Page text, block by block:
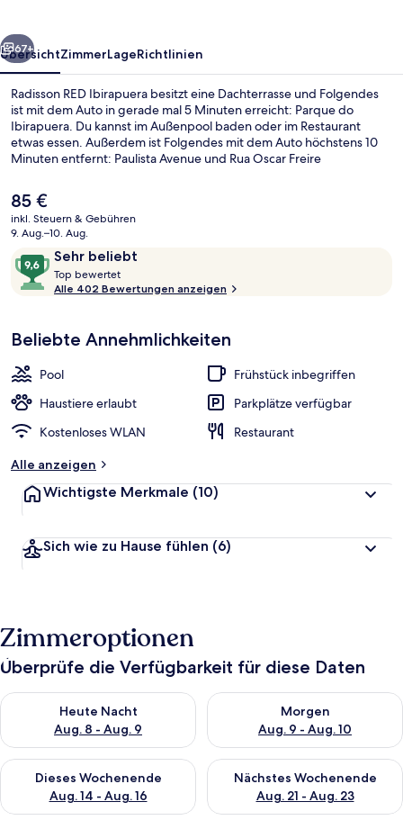
Weiter
67+
ÜbersichtZimmerLageRichtlinien
Radisson RED Ibirapuera besitzt eine Dachterrasse und Folgendes
ist mit dem Auto in gerade mal 5 Minuten erreicht: Parque do
Ibirapuera. Du kannst im Außenpool baden oder im Restaurant
etwas essen. Außerdem ist Folgendes mit dem Auto höchstens 10
Minuten entfernt: Paulista Avenue und Rua Oscar Freire
den öffentlichen Verkehrsmitteln entfernt: Zur U-Bahn läuft man 2
Minuten (Metrostation Moema) bzw. 13 Minuten (U-Bahn-Station
Eucaliptos).
Der
aktuelle
Preis
85 €.
85 €
inkl. Steuern & Gebühren
9. Aug.–10. Aug.
Bewertungen
Sehr beliebt
9,6
von
10,
beliebt
Top bewertet
o
b
r
e
Alle 402 Bewertungen anzeigen
Beliebte Annehmlichkeiten
Pool
Frühstück inbegriffen
Haustiere erlaubt
Parkplätze verfügbar
Kostenloses WLAN
Restaurant
Alle anzeigen
Wichtigste Merkmale (10)
Sich wie zu Hause fühlen (6)
Zimmeroptionen
Überprüfe die Verfügbarkeit für diese Daten
Heute Nacht
Aug. 8 - Aug. 9
Überprüfe die Verfügbarkeit für heute Nacht, Aug. 8 - Aug. 9.
Morgen
Aug. 9 - Aug. 10
Überprüfe die Verfügbarkeit
Dieses Wochenende
Aug. 14 - Aug. 16
Überprüfe die Verfügbarkeit für dieses Wochenende, Aug. 14
Nächstes Wochenende
Aug. 21 - Aug. 23
Überprüfe die Verfügbarkeit